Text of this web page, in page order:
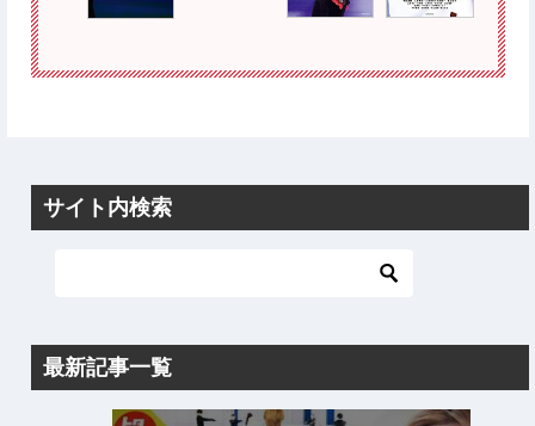
サイト内検索
最新記事一覧